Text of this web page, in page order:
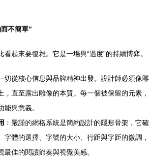
不簡單”
起來要復雜。它是一場與“過度”的持續博弈。
切從核心信息與品牌精神出發。設計師必須像雕
，直至露出雕像的本質。每一個被保留的元素，
與意義。
：嚴謹的網格系統是簡約設計的隱形骨架，它確
字體的選擇、字號的大小、行距與字距的微調，
佳的閱讀節奏與視覺美感。